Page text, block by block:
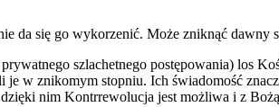
da się go wykorzenić. Może zniknąć
szlachetnego postępowania) los
je w znikomym stopniu. Ich świadomość
nim Kontrrewolucja jest możliwa i z